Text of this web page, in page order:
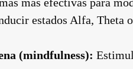
estados Alfa, Theta
(mindfulness):